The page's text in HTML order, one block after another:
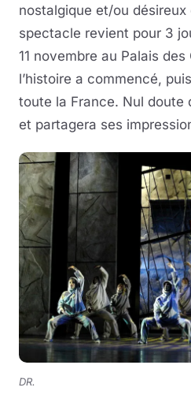
nostalgique et/ou
spectacle revient pour 3
11 novembre au Palais des
l’histoire a commencé,
toute la France. Nul doute
et partagera ses
DR.